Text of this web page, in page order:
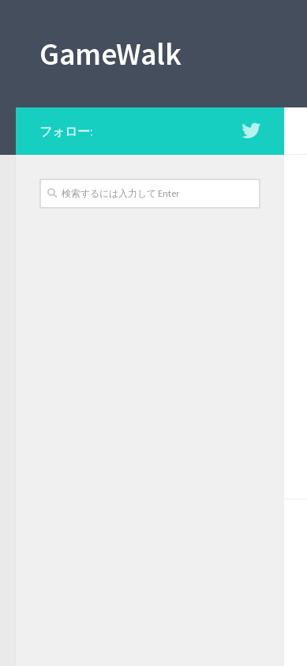
GameWalk
フォロー: